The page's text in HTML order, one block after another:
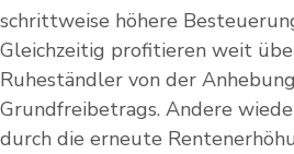
schrittweise höhere
Gleichzeitig profitieren weit
Ruheständler von der
Grundfreibetrags. Andere
durch die erneute